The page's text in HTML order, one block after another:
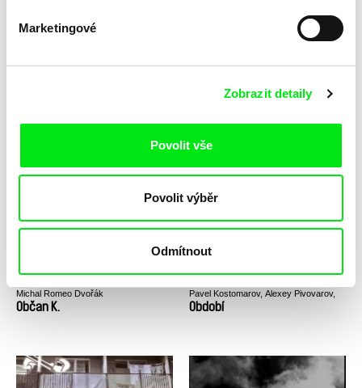
Marketingové
Zobrazit detaily
Povolit vše
Povolit výběr
Odmítnout
Deborah Stratman
Michal Romeo Dvořák
Občan K.
Pavel Kostomarov, Alexey Pivovarov,
Alexander Rastorguev
Období